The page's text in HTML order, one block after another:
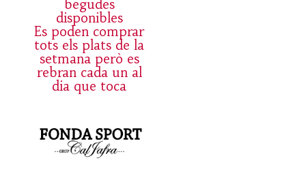
begudes
disponibles
Es poden comprar
tots els plats de la
setmana però es
rebran cada un al
dia que toca